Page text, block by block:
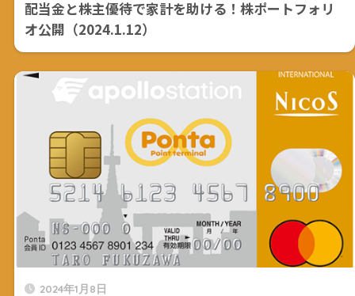
配当金と株主優待で家計を助ける！株ポートフォリ
オ公開（2024.1.12）
2024年1月8日